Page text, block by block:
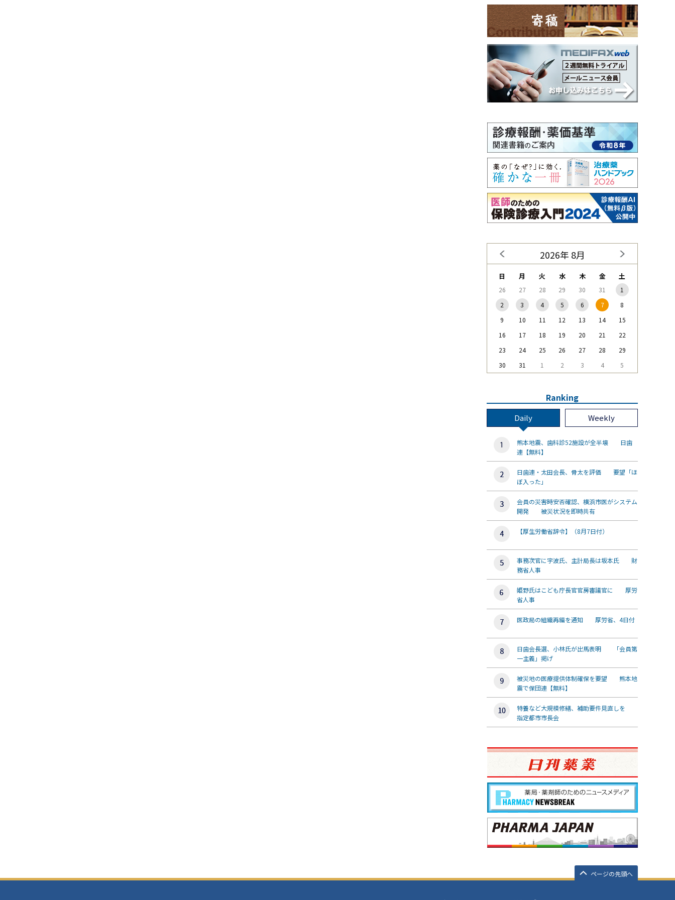
2026年 8月
日 月 火 水 木 金 土
26 27 28 29 30 31
1
2
3 4 5 6 7
8
9
10 11 12 13 14
15
16
17 18 19 20 21
22
23
24 25 26 27 28
29
30
31 1 2 3 4 5
Ranking
Daily Weekly
熊本地震、歯科診52施設が全半壊 日歯
連【無料】
日歯連・太田会長、骨太を評価 要望「ほ
ぼ入った」
会員の災害時安否確認、横浜市医がシステム
開発 被災状況を即時共有
【厚生労働省辞令】（8月7日付）
事務次官に宇波氏、主計局長は坂本氏 財
務省人事
姫野氏はこども庁長官官房審議官に 厚労
省人事
医政局の組織再編を通知 厚労省、4日付
日歯会長選、小林氏が出馬表明 「会員第
一主義」掲げ
被災地の医療提供体制確保を要望 熊本地
震で保団連【無料】
特養など大規模修繕、補助要件見直しを
指定都市市長会
ページの先頭へ